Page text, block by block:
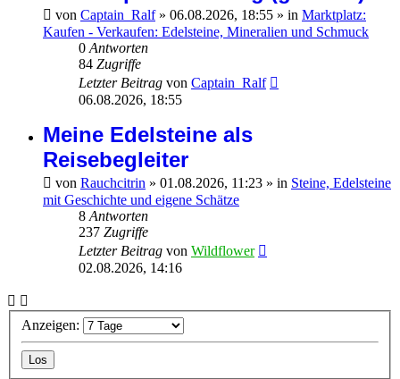
von Captain_Ralf» 06.08.2026, 18:55 » in Marktplatz:
Kaufen - Verkaufen: Edelsteine, Mineralien und Schmuck
0 Antworten
84 Zugriffe
Letzter Beitrag von Captain_Ralf
06.08.2026, 18:55
Meine Edelsteine als
Reisebegleiter
von Rauchcitrin » 01.08.2026, 11:23 » in Steine, Edelsteine
mit Geschichte und eigene Schätze
8 Antworten
237 Zugriffe
Letzter Beitrag von Wildflower
02.08.2026, 14:16
Anzeigen: